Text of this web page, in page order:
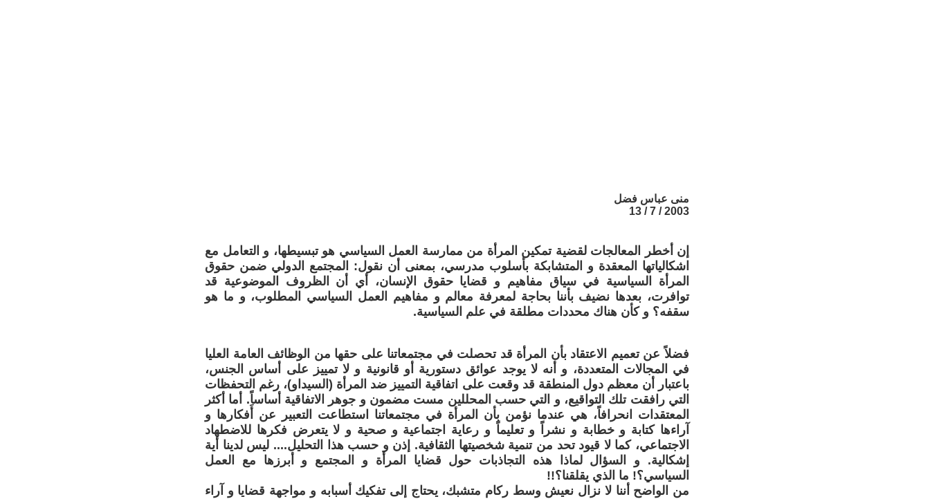
منى عباس فضل
2003 / 7 / 13
إن أخطر المعالجات لقضية تمكين المرأة من ممارسة العمل السياسي هو تبسيطها، و التعامل مع
اشكالياتها المعقدة و المتشابكة بأسلوب مدرسي، بمعنى أن نقول: المجتمع الدولي ضمن حقوق
المرأة السياسية في سياق مفاهيم و قضايا حقوق الإنسان، أي أن الظروف الموضوعية قد
توافرت، بعدها نضيف بأننا بحاجة لمعرفة معالم و مفاهيم العمل السياسي المطلوب، و ما هو
سقفه؟ و كأن هناك محددات مطلقة في علم السياسية.
فضلاً عن تعميم الاعتقاد بأن المرأة قد تحصلت في مجتمعاتنا على حقها من الوظائف العامة العليا
في المجالات المتعددة، و أنه لا يوجد عوائق دستورية أو قانونية و لا تمييز على أساس الجنس،
باعتبار أن معظم دول المنطقة قد وقعت على اتفاقية التمييز ضد المرأة (السيداو)، رغم التحفظات
التي رافقت تلك التواقيع، و التي حسب المحللين مست مضمون و جوهر الاتفاقية أساساًِ. أما أكثر
المعتقدات انحرافاً، هي عندما نؤمن بأن المرأة في مجتمعاتنا استطاعت التعبير عن أفكارها و
آراءها كتابة و خطابة و نشراً و تعليماً و رعاية اجتماعية و صحية و لا يتعرض فكرها للاضطهاد
الاجتماعي، كما لا قيود تحد من تنمية شخصيتها الثقافية. إذن و حسب هذا التحليل.... ليس لدينا أية
إشكالية. و السؤال لماذا هذه التجاذبات حول قضايا المرأة و المجتمع و أبرزها مع العمل
السياسي؟! ما الذي يقلقنا؟!!
من الواضح أننا لا نزال نعيش وسط ركام متشبك، يحتاج إلى تفكيك أسبابه و مواجهة قضايا و آراء